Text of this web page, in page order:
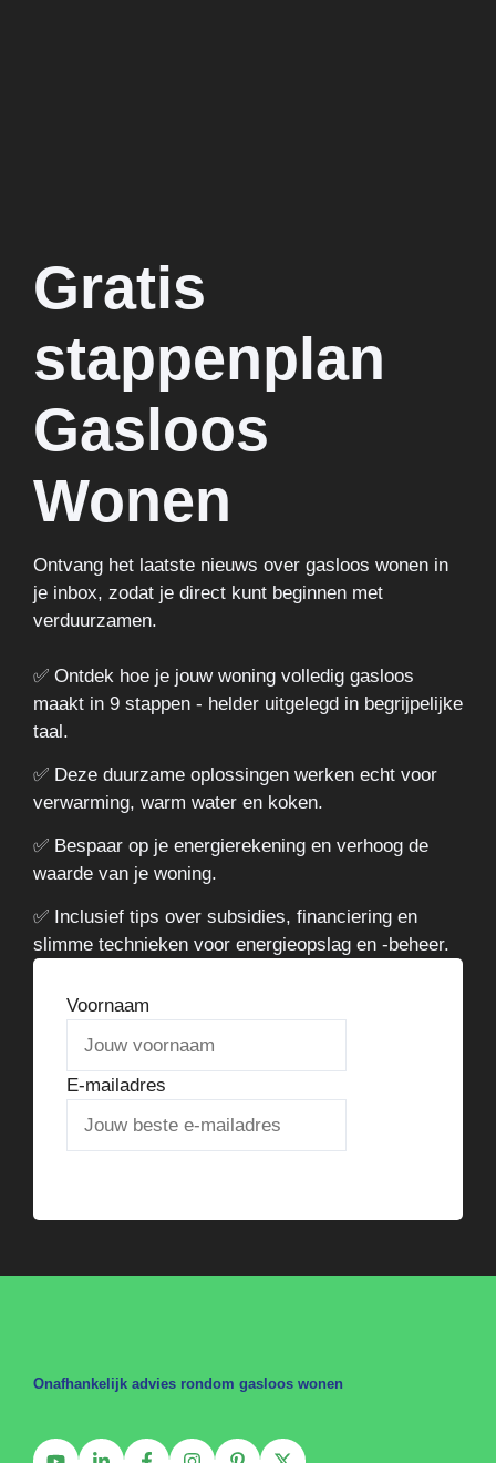
Gratis
stappenplan
Gasloos
Wonen
Ontvang het laatste nieuws over gasloos wonen in
je inbox, zodat je direct kunt beginnen met
verduurzamen.
✅ Ontdek hoe je jouw woning volledig gasloos
maakt in 9 stappen - helder uitgelegd in begrijpelijke
taal.
✅ Deze duurzame oplossingen werken echt voor
verwarming, warm water en koken.
✅ Bespaar op je energierekening en verhoog de
waarde van je woning.
✅ Inclusief tips over subsidies, financiering en
slimme technieken voor energieopslag en -beheer.
Voornaam
E-mailadres
Onafhankelijk advies rondom gasloos wonen